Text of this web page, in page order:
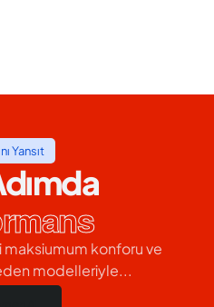
Yansıt
maksiumum konforu ve
modelleriyle...